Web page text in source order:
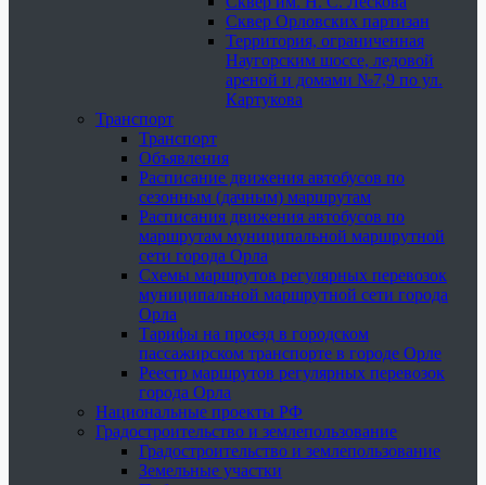
Сквер Орловских партизан
Территория, ограниченная
Наугорским шоссе, ледовой
ареной и домами №7,9 по ул.
Картукова
Транспорт
Транспорт
Объявления
Расписание движения автобусов по
сезонным (дачным) маршрутам
Расписания движения автобусов по
маршрутам муниципальной маршрутной
сети города Орла
Схемы маршрутов регулярных перевозок
муниципальной маршрутной сети города
Орла
Тарифы на проезд в городском
пассажирском транспорте в городе Орле
Реестр маршрутов регулярных перевозок
города Орла
Национальные проекты РФ
Градостроительство и землепользование
Градостроительство и землепользование
Земельные участки